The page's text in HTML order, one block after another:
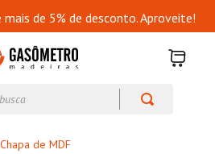
de 5% de desconto. Aproveite!
Chapa de MDF